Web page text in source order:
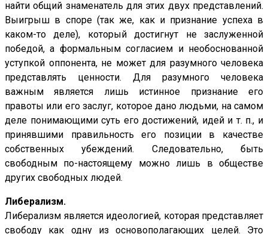
найти общий знаменатель для этих двух представлений.
Выигрыш в споре (так же, как и признание успеха в
каком-то деле), который достигнут не заслуженной
победой, а формальным согласием и необоснованной
уступкой оппонента, не может для разумного человека
представлять ценности. Для разумного человека
важным является лишь истинное признание его
правоты или его заслуг, которое дано людьми, на самом
деле понимающими суть его достижений, идей и т. п., и
принявшими правильность его позиции в качестве
собственных убеждений. Следовательно, быть
свободным по-настоящему можно лишь в обществе
других свободных людей.
Либерализм.
Либерализм является идеологией, которая представляет
свободу как одну из основополагающих целей. Это